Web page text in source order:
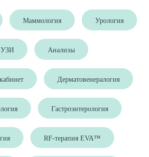
Маммология Урология
УЗИ Анализы
Дерматовенералогия
Гастроэнтерология
RF-терапия EVA™